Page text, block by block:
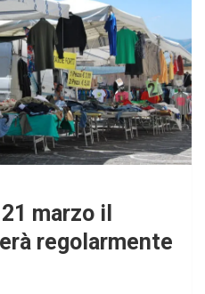
marzo il
regolarmente